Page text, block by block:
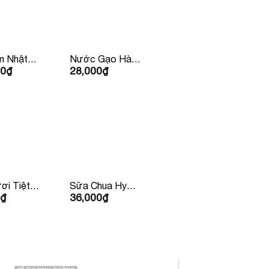
Nhật
₫
Nước Gạo Hàn
Quốc 500ml
28,000₫
Tiệt
₫
Sữa Chua Hy
Lạp Lucas Có
36,000₫